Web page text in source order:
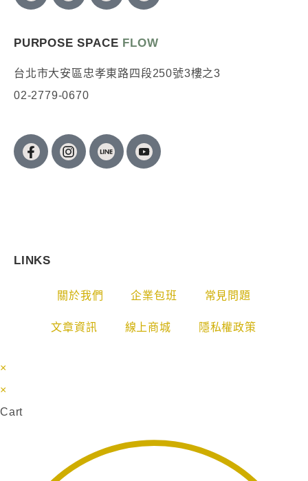
PURPOSE SPACE FLOW
台北市大安區忠孝東路四段250號3樓之3
02-2779-0670
LINKS
關於我們 企業包班 常見問題
文章資訊 線上商城 隱私權政策
×
×
Cart